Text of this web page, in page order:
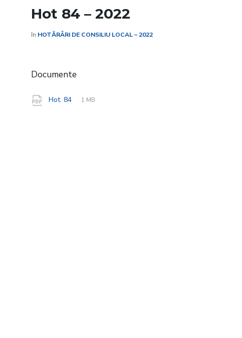
Hot 84 – 2022
în HOTĂRÂRI DE CONSILIU LOCAL – 2022
Documente
Hot. 84
File
pdf
File
1 MB